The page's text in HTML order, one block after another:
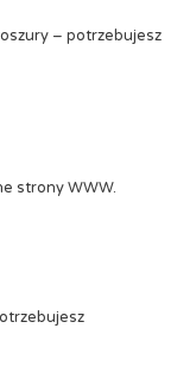
– potrzebujesz
strony WWW.